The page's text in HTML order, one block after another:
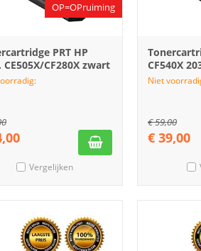
OP=OPruiming
PRT HP
CE505X/CF280X zwart
Vergelijken
CF540X
Niet
€59,00
€ 39,00